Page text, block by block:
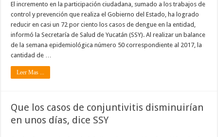
El incremento en la participación ciudadana, sumado a los trabajos de
control y prevención que realiza el Gobierno del Estado, ha logrado
reducir en casi un 72 por ciento los casos de dengue en la entidad,
informó la Secretaría de Salud de Yucatán (SSY). Al realizar un balance
de la semana epidemiológica número 50 correspondiente al 2017, la
cantidad de …
Leer Mas ...
Que los casos de conjuntivitis disminuirían
en unos días, dice SSY